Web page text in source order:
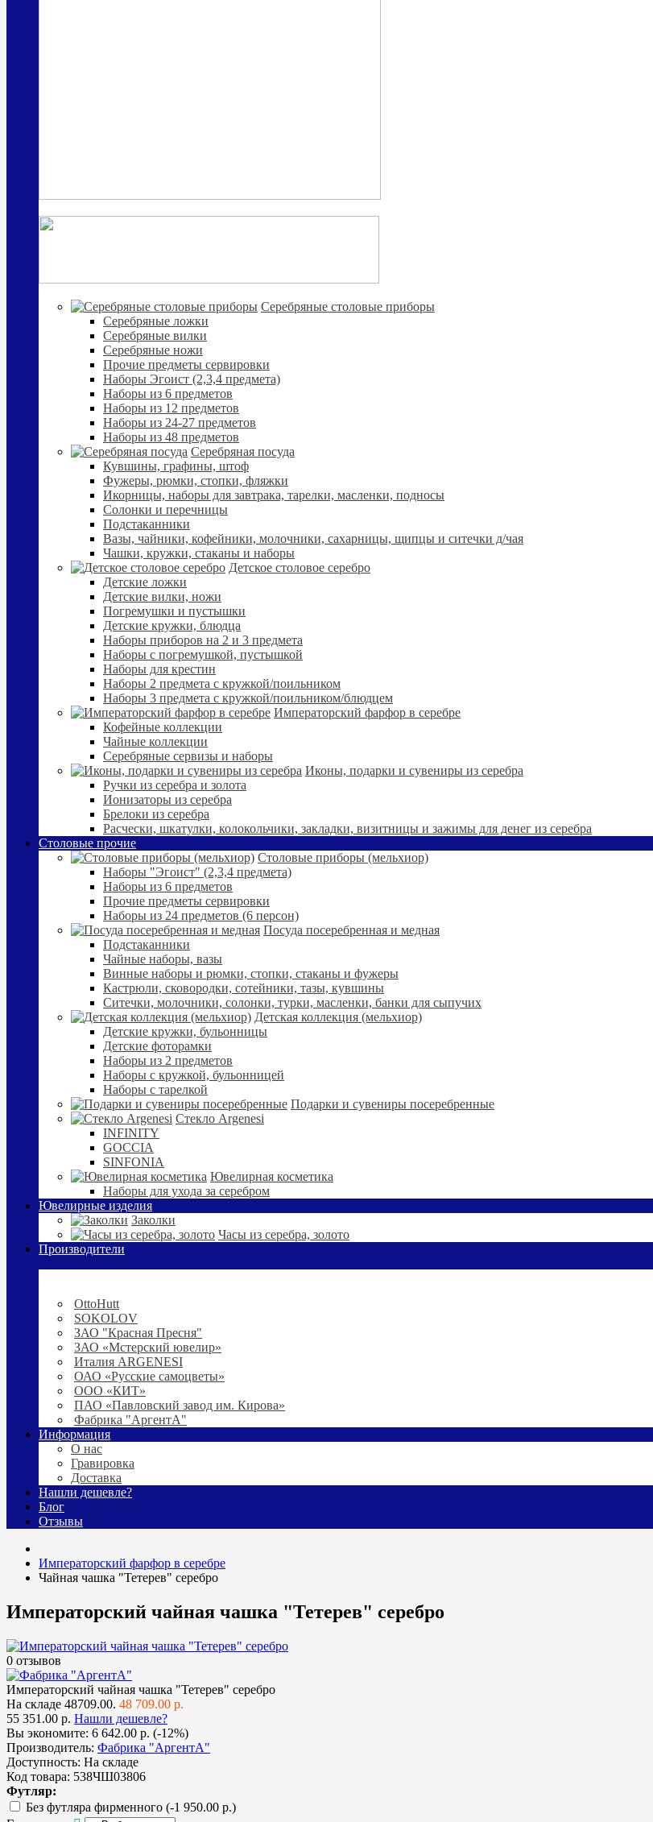
Cеребряные столовые приборы
Серебряные ложки
Серебряные вилки
Серебряные ножи
Прочие предметы сервировки
Наборы Эгоист (2,3,4 предмета)
Наборы из 6 предметов
Наборы из 12 предметов
Наборы из 24-27 предметов
Наборы из 48 предметов
Серебряная посуда
Кувшины, графины, штоф
Фужеры, рюмки, стопки, фляжки
Икорницы, наборы для завтрака, тарелки, масленки, подносы
Солонки и перечницы
Подстаканники
Вазы, чайники, кофейники, молочники, сахарницы, щипцы и ситечки д/чая
Чашки, кружки, стаканы и наборы
Детское столовое серебро
Детские ложки
Детские вилки, ножи
Погремушки и пустышки
Детские кружки, блюдца
Наборы приборов на 2 и 3 предмета
Наборы с погремушкой, пустышкой
Наборы для крестин
Наборы 2 предмета с кружкой/поильником
Наборы 3 предмета с кружкой/поильником/блюдцем
Императорский фарфор в серебре
Кофейные коллекции
Чайные коллекции
Серебряные сервизы и наборы
Иконы, подарки и сувениры из серебра
Ручки из серебра и золота
Ионизаторы из серебра
Брелоки из серебра
Расчески, шкатулки, колокольчики, закладки, визитницы и зажимы для денег из серебра
Столовые прочие
Столовые приборы (мельхиор)
Наборы "Эгоист" (2,3,4 предмета)
Наборы из 6 предметов
Прочие предметы сервировки
Наборы из 24 предметов (6 персон)
Посуда посеребренная и медная
Подстаканники
Чайные наборы, вазы
Винные наборы и рюмки, стопки, стаканы и фужеры
Кастрюли, сковородки, сотейники, тазы, кувшины
Ситечки, молочники, солонки, турки, масленки, банки для сыпучих
Детская коллекция (мельхиор)
Детские кружки, бульонницы
Детские фоторамки
Наборы из 2 предметов
Наборы с кружкой, бульонницей
Наборы с тарелкой
Подарки и сувениры посеребренные
Стекло Argenesi
INFINITY
GOCCIA
SINFONIA
Ювелирная косметика
Наборы для ухода за серебром
Ювелирные изделия
Заколки
Часы из серебра, золото
Производители
OttoHutt
SOKOLOV
ЗАО "Красная Пресня"
ЗАО «Мстерский ювелир»
Италия ARGENESI
ОАО «Русские самоцветы»
ООО «КИТ»
ПАО «Павловский завод им. Кирова»
Фабрика "АргентА"
Информация
О нас
Гравировка
Доставка
Нашли дешевле?
Блог
Отзывы
Императорский фарфор в серебре
Чайная чашка "Тетерев" серебро
Императорский чайная чашка "Тетерев" серебро
0 отзывов
Императорский чайная чашка "Тетерев" серебро
На складе 48709.00. 48 709.00 р.
55 351.00 р. Нашли дешевле?
Вы экономите: 6 642.00 р. (-12%)
Производитель: Фабрика "АргентА"
Доступность: На складе
Код товара: 538ЧШ03806
Футляр:
Без футляра фирменного (-1 950.00 р.)